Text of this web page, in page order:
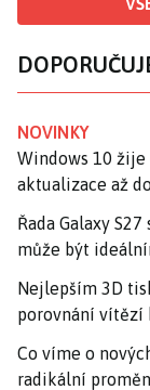
NOVINKY
Windows 10
aktualizace až
Řada Galaxy
může být
Nejlepším 3D
porovnání vítězí
Co víme o
radikální